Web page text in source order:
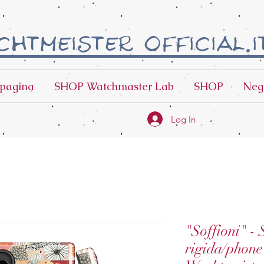
SHOP Watchmaster Lab SHOP
Log In
"Soffioni" -
rigida/